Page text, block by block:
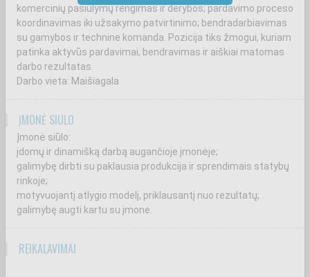
komercinių pasiūlymų rengimas ir derybos; pardavimo proceso
koordinavimas iki užsakymo patvirtinimo; bendradarbiavimas
su gamybos ir technine komanda. Pozicija tiks žmogui, kuriam
patinka aktyvūs pardavimai, bendravimas ir aiškiai matomas
darbo rezultatas.
Darbo vieta: Maišiagala
ĮMONĖ SIŪLO
Įmonė siūlo:
įdomų ir dinamišką darbą augančioje įmonėje;
galimybę dirbti su paklausia produkcija ir sprendimais statybų
rinkoje;
motyvuojantį atlygio modelį, priklausantį nuo rezultatų;
galimybę augti kartu su įmone.
REIKALAVIMAI